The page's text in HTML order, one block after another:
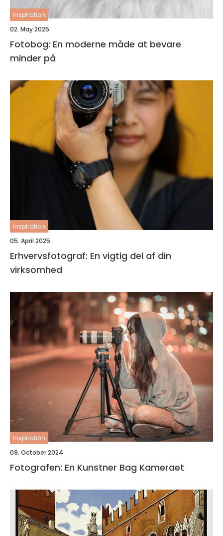
inspiration
02. May 2025
Fotobog: En moderne måde at bevare
minder på
inspiration
05. April 2025
Erhvervsfotograf: En vigtig del af din
virksomhed
inspiration
09. October 2024
Fotografen: En Kunstner Bag Kameraet